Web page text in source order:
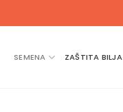
SEMENA ZAŠTITA BILJA